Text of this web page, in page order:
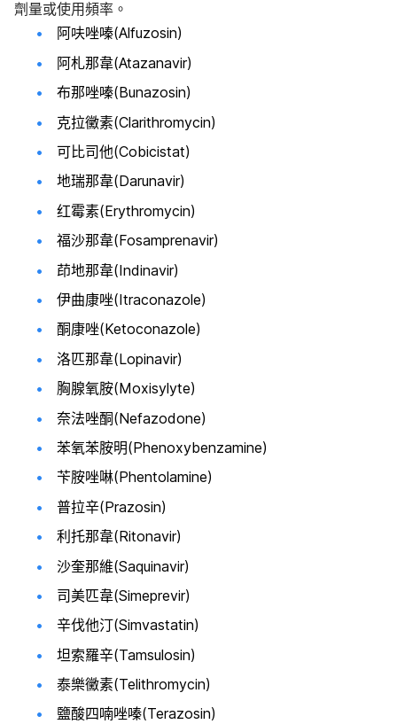
劑量或使用頻率。
阿呋唑嗪(Alfuzosin)
阿札那韋(Atazanavir)
布那唑嗪(Bunazosin)
克拉黴素(Clarithromycin)
可比司他(Cobicistat)
地瑞那韋(Darunavir)
红霉素(Erythromycin)
福沙那韋(Fosamprenavir)
茚地那韋(Indinavir)
伊曲康唑(Itraconazole)
酮康唑(Ketoconazole)
洛匹那韋(Lopinavir)
胸腺氧胺(Moxisylyte)
奈法唑酮(Nefazodone)
苯氧苯胺明(Phenoxybenzamine)
苄胺唑啉(Phentolamine)
普拉辛(Prazosin)
利托那韋(Ritonavir)
沙奎那維(Saquinavir)
司美匹韋(Simeprevir)
辛伐他汀(Simvastatin)
坦索羅辛(Tamsulosin)
泰樂黴素(Telithromycin)
鹽酸四喃唑嗪(Terazosin)